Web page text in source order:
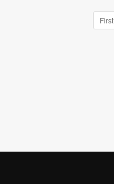
First